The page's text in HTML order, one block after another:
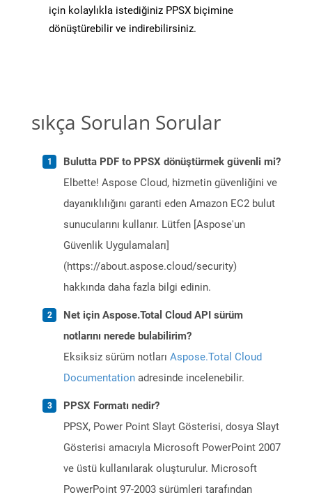
için kolaylıkla istediğiniz PPSX biçimine
dönüştürebilir ve indirebilirsiniz.
sıkça Sorulan Sorular
Bulutta PDF to PPSX dönüştürmek güvenli mi?
Elbette! Aspose Cloud, hizmetin güvenliğini ve
dayanıklılığını garanti eden Amazon EC2 bulut
sunucularını kullanır. Lütfen [Aspose'un
Güvenlik Uygulamaları]
(https://about.aspose.cloud/security)
hakkında daha fazla bilgi edinin.
Net için Aspose.Total Cloud API sürüm
notlarını nerede bulabilirim?
Eksiksiz sürüm notları Aspose.Total Cloud
Documentation adresinde incelenebilir.
PPSX Formatı nedir?
PPSX, Power Point Slayt Gösterisi, dosya Slayt
Gösterisi amacıyla Microsoft PowerPoint 2007
ve üstü kullanılarak oluşturulur. Microsoft
PowerPoint 97-2003 sürümleri tarafından